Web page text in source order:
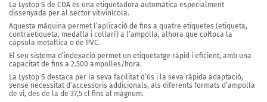
La Lystop S de CDA és una etiquetadora automàtica especialment
dissenyada per al sector vitivinícola.
Aquesta màquina permet l’aplicació de fins a quatre etiquetes (etiqueta,
contraetiqueta, medalla i collarí) a l’ampolla, alhora que col·loca la
càpsula metàl·lica o de PVC.
El seu sistema d’indexació permet un etiquetatge ràpid i eficient, amb una
capacitat de fins a 2.500 ampolles/hora.
La Lystop S destaca per la seva facilitat d’ús i la seva ràpida adaptació,
sense necessitat d’accessoris addicionals, als diferents formats d’ampolla
de vi, des de la de 37,5 cl fins al màgnum.